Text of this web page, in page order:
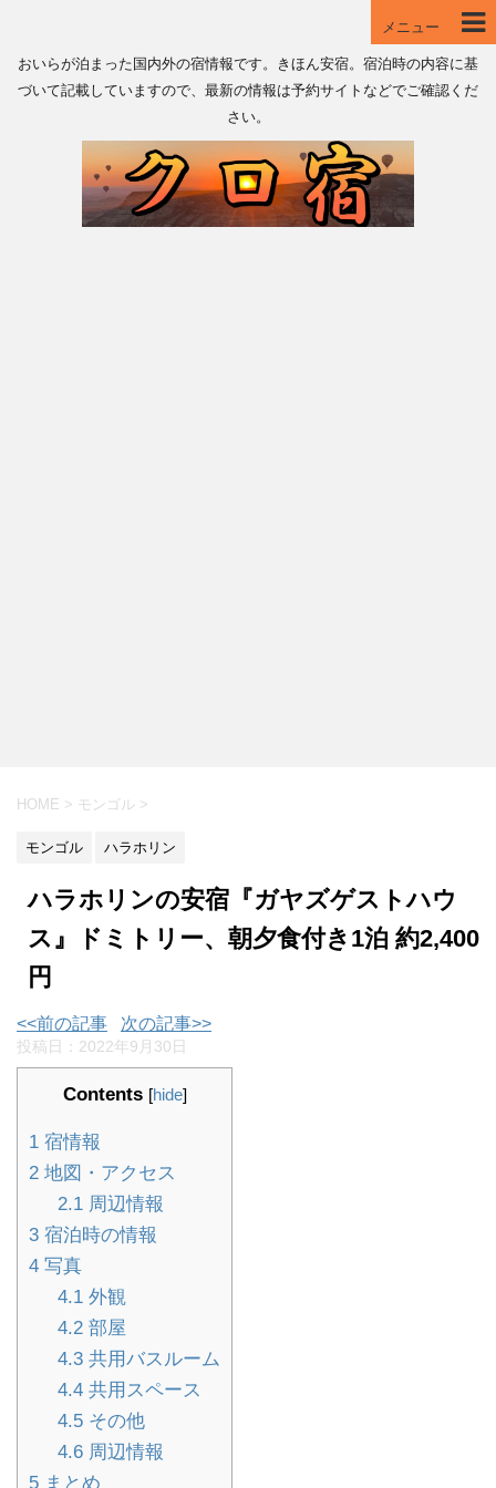
メニュー
おいらが泊まった国内外の宿情報です。きほん安宿。宿泊時の内容に基
づいて記載していますので、最新の情報は予約サイトなどでご確認くだ
さい。
HOME > モンゴル >
モンゴル ハラホリン
ハラホリンの安宿『ガヤズゲストハウ
ス』ドミトリー、朝夕食付き1泊 約2,400
円
<<前の記事 次の記事>>
投稿日： 2022年9月30日
Contents [hide]
1 宿情報
2 地図・アクセス
2.1周辺情報
3 宿泊時の情報
4 写真
4.1外観
4.2部屋
4.3共用バスルーム
4.4共用スペース
4.5その他
4.6周辺情報
5 まとめ